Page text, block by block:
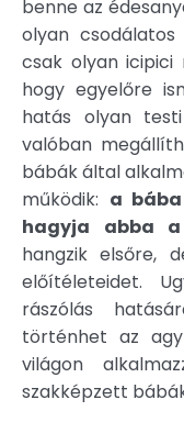
benne az
olyan
csak olyan icipici
hogy egyelőre
hatás olyan
valóban
bábák által
működik: a
hagyja abba a
hangzik elsőre,
előítéleteidet.
rászólás
történhet az
világon
szakképzett